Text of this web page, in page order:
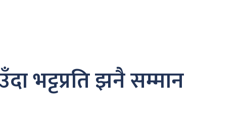
भट्टप्रति झनै सम्मान